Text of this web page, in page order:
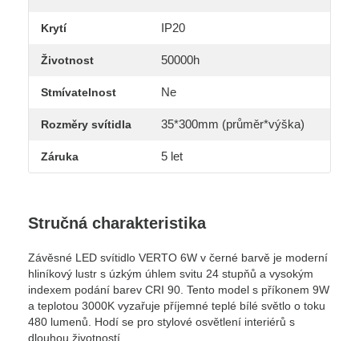
Krytí IP20
Životnost 50000h
Stmívatelnost Ne
Rozměry svítidla 35*300mm (průměr*výška)
Záruka 5 let
Stručná charakteristika
Závěsné LED svítidlo VERTO 6W v černé barvě je moderní
hliníkový lustr s úzkým úhlem svitu 24 stupňů a vysokým
indexem podání barev CRI 90. Tento model s příkonem 9W
a teplotou 3000K vyzařuje příjemné teplé bílé světlo o toku
480 lumenů. Hodí se pro stylové osvětlení interiérů s
dlouhou životností.